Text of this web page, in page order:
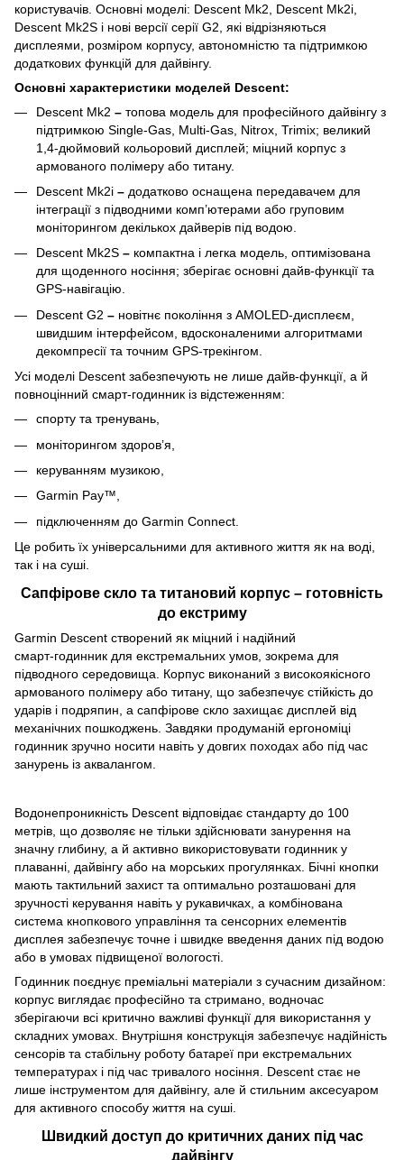
користувачів. Основні моделі: Descent Mk2, Descent Mk2i,
Descent Mk2S і нові версії серії G2, які відрізняються
дисплеями, розміром корпусу, автономністю та підтримкою
додаткових функцій для дайвінгу.
Основні характеристики моделей Descent:
Descent Mk2 – топова модель для професійного дайвінгу з
підтримкою Single‑Gas, Multi‑Gas, Nitrox, Trimix; великий
1,4‑дюймовий кольоровий дисплей; міцний корпус з
армованого полімеру або титану.
Descent Mk2i – додатково оснащена передавачем для
інтеграції з підводними комп’ютерами або груповим
моніторингом декількох дайверів під водою.
Descent Mk2S – компактна і легка модель, оптимізована
для щоденного носіння; зберігає основні дайв‑функції та
GPS‑навігацію.
Descent G2 – новітнє покоління з AMOLED-дисплеєм,
швидшим інтерфейсом, вдосконаленими алгоритмами
декомпресії та точним GPS‑трекінгом.
Усі моделі Descent забезпечують не лише дайв‑функції, а й
повноцінний смарт‑годинник із відстеженням:
спорту та тренувань,
моніторингом здоров’я,
керуванням музикою,
Garmin Pay™,
підключенням до Garmin Connect.
Це робить їх універсальними для активного життя як на воді,
так і на суші.
Сапфірове скло та титановий корпус – готовність
до екстриму
Garmin Descent створений як міцний і надійний
смарт‑годинник для екстремальних умов, зокрема для
підводного середовища. Корпус виконаний з високоякісного
армованого полімеру або титану, що забезпечує стійкість до
ударів і подряпин, а сапфірове скло захищає дисплей від
механічних пошкоджень. Завдяки продуманій ергономіці
годинник зручно носити навіть у довгих походах або під час
занурень із аквалангом.
Водонепроникність Descent відповідає стандарту до 100
метрів, що дозволяє не тільки здійснювати занурення на
значну глибину, а й активно використовувати годинник у
плаванні, дайвінгу або на морських прогулянках. Бічні кнопки
мають тактильний захист та оптимально розташовані для
зручності керування навіть у рукавичках, а комбінована
система кнопкового управління та сенсорних елементів
дисплея забезпечує точне і швидке введення даних під водою
або в умовах підвищеної вологості.
Годинник поєднує преміальні матеріали з сучасним дизайном:
корпус виглядає професійно та стримано, водночас
зберігаючи всі критично важливі функції для використання у
складних умовах. Внутрішня конструкція забезпечує надійність
сенсорів та стабільну роботу батареї при екстремальних
температурах і під час тривалого носіння. Descent стає не
лише інструментом для дайвінгу, але й стильним аксесуаром
для активного способу життя на суші.
Швидкий доступ до критичних даних під час
дайвінгу